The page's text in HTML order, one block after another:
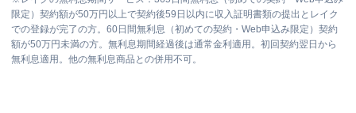
限定）契約額が50万円以上で契約後59日以内に収入証明書類の提出とレイク
での登録が完了の方。60日間無利息（初めての契約・Web申込み限定）契約
額が50万円未満の方。無利息期間経過後は通常金利適用。初回契約翌日から
無利息適用。他の無利息商品との併用不可。